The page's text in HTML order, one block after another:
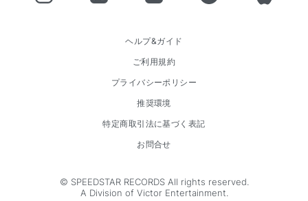
ヘルプ&ガイド
ご利用規約
プライバシーポリシー
推奨環境
特定商取引法に基づく表記
お問合せ
© SPEEDSTAR RECORDS All rights reserved.
A Division of Victor Entertainment.